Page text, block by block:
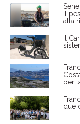
il
alla
Il
per
due